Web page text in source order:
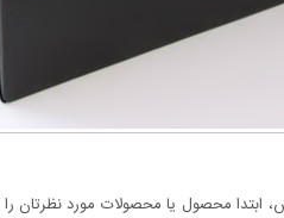
محصول یا محصولات مورد نظرتان